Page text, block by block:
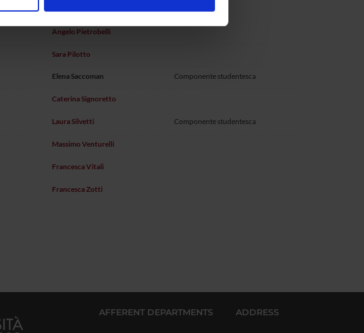
con altre informazioni che hai fornito loro o
Angelo Pietrobelli
Sara Pilotto
Elena Saccoman Componente studentesca
Caterina Signoretto
Laura Silvetti Componente studentesca
Massimo Venturelli
Francesca Vitali
Francesca Zotti
AFFERENT DEPARTMENTS ADDRESS